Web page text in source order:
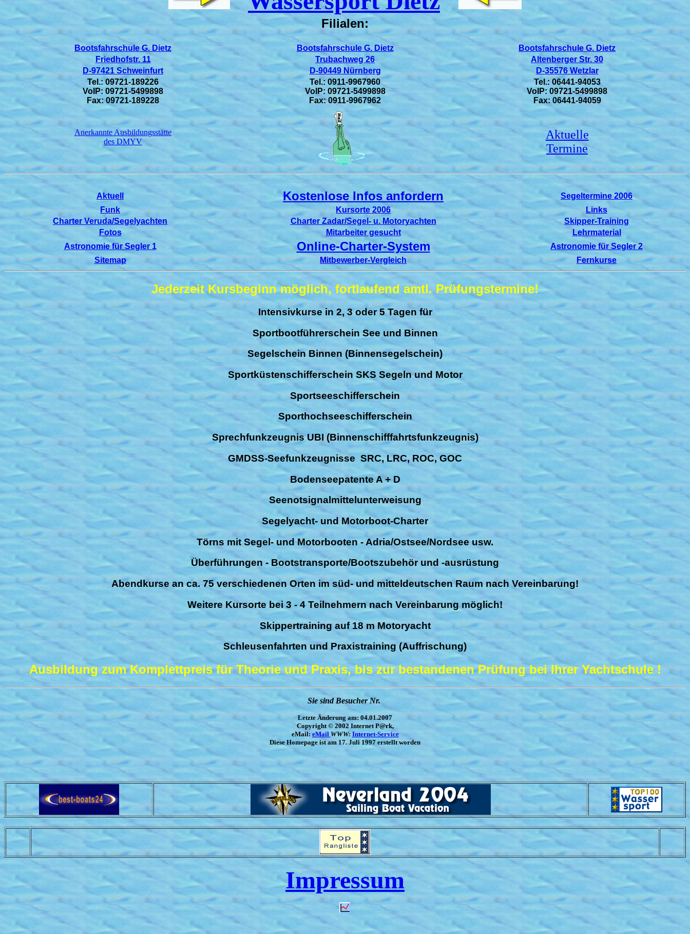
Filialen:
Bootsfahrschule G. Dietz Bootsfahrschule G. Dietz
Bootsfahrschule G. Dietz
Friedhofstr. 11
Trubachweg 26
Altenberger Str. 30
D-97421 Schweinfurt
D-90449 Nürnberg
D-35576 Wetzlar
Tel.: 09721-189226
VoIP: 09721-5499898
Fax: 09721-189228
Tel.: 0911-9967960
VoIP: 09721-5499898
Fax: 0911-9967962
Tel.: 06441-94053
VoIP: 09721-5499898
Fax: 06441-94059
Anerkannte Ausbildungsstätte
des DMYV
Aktuelle
Termine
Aktuell Kostenlose Infos anfordern
Segeltermine 2006
Funk
Kursorte 2006
Links
Charter Veruda/Segelyachten
Charter Zadar/Segel- u. Motoryachten
Skipper-Training
Fotos
Mitarbeiter gesucht
Lehrmaterial
Astronomie für Segler 1
Online-Charter-System
Astronomie für Segler 2
Sitemap
Mitbewerber-Vergleich Fernkurse
Jederzeit Kursbeginn möglich, fortlaufend amtl. Prüfungstermine!
Intensivkurse in 2, 3 oder 5 Tagen für
Sportbootführerschein See und Binnen
Segelschein Binnen (Binnensegelschein)
Sportküstenschifferschein SKS Segeln und Motor
Sportseeschifferschein
Sporthochseeschifferschein
Sprechfunkzeugnis UBI (Binnenschifffahrtsfunkzeugnis)
GMDSS-Seefunkzeugnisse SRC, LRC, ROC, GOC
Bodenseepatente A + D
Seenotsignalmittelunterweisung
Segelyacht- und Motorboot-Charter
Törns mit Segel- und Motorbooten - Adria/Ostsee/Nordsee usw.
Überführungen - Bootstransporte/Bootszubehör und -ausrüstung
Abendkurse an ca. 75 verschiedenen Orten im süd- und mitteldeutschen Raum nach Vereinbarung!
Weitere Kursorte bei 3 - 4 Teilnehmern nach Vereinbarung möglich!
Skippertraining auf 18 m Motoryacht
Schleusenfahrten und Praxistraining (Auffrischung)
Ausbildung zum Komplettpreis für Theorie und Praxis, bis zur bestandenen Prüfung bei Ihrer Yachtschule !
Sie sind Besucher Nr.
Letzte Änderung am: 04.01.2007
Copyright © 2002 Internet P@rk,
eMail: eMail WWW: Internet-Service
Diese Homepage ist am 17. Juli 1997 erstellt worden
Impressum